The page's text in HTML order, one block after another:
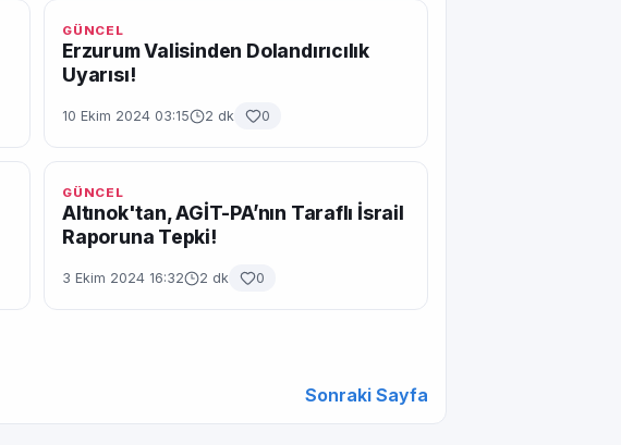
GÜNCEL
Erzurum Valisinden Dolandırıcılık
Uyarısı!
10 Ekim 2024 03:15 2 dk 0
GÜNCEL
Altınok'tan, AGİT-PA’nın Taraflı İsrail
Raporuna Tepki!
3 Ekim 2024 16:32 2 dk 0
Sonraki Sayfa